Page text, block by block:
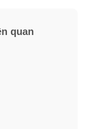
chanh, dâu tây
quan